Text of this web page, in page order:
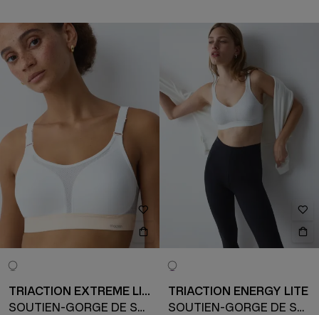
TRIACTION EXTREME LITE
SOUTIEN-GORGE DE SPORT
TRIACTION ENERGY LITE
SOUTIEN-GORGE DE SPORT